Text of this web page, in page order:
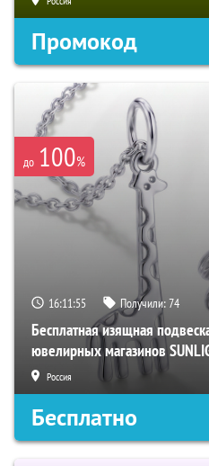
Промокод
до 100%
16:11:54 Получили:74
Бесплатная изящная
ювелирных магазинов
Россия
Бесплатно